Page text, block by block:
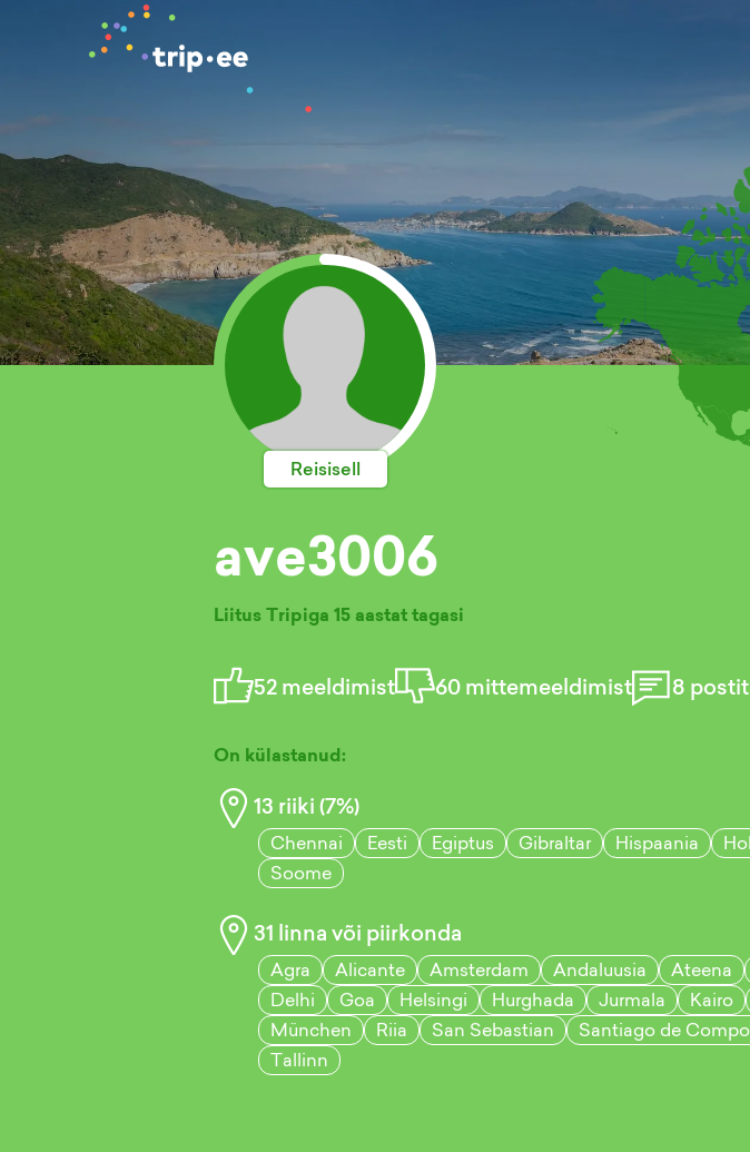
Reisisell
ave3006
Liitus Tripiga 15 aastat tagasi
52meeldimist 60mittemeeldimist 8
On külastanud:
13 riiki (7%)
Chennai Eesti Egiptus Gibraltar Hispaania
Soome
31 linna või piirkonda
Agra Alicante Amsterdam Andaluusia Ateena
Delhi
Goa Helsingi Hurghada Jurmala Kairo
München
Riia San Sebastian Santiago de
Tallinn